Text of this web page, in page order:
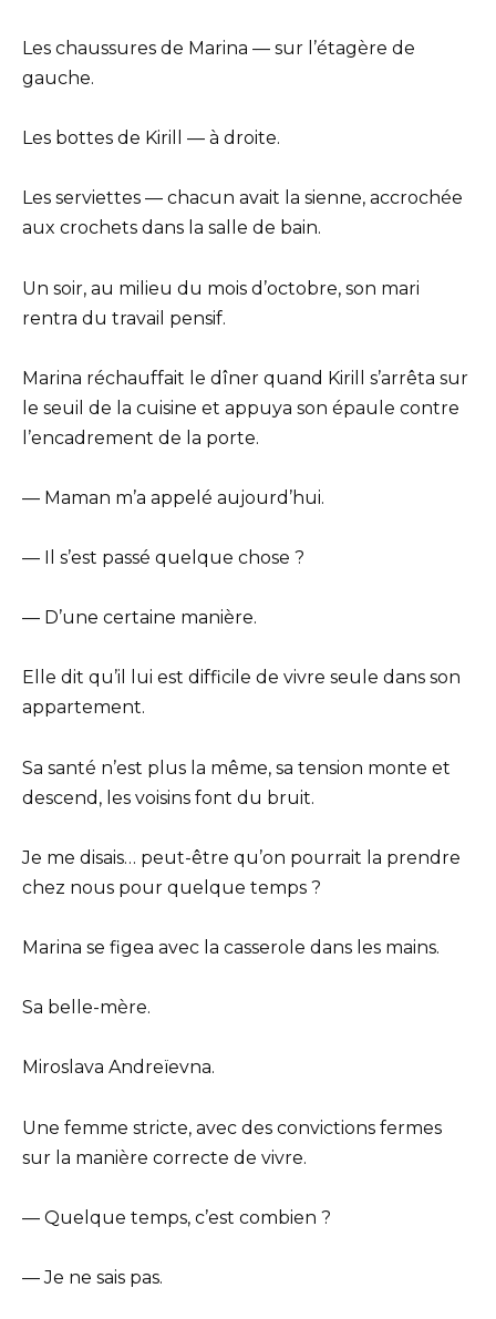
Les chaussures de Marina — sur l’étagère de
gauche.
Les bottes de Kirill — à droite.
Les serviettes — chacun avait la sienne, accrochée
aux crochets dans la salle de bain.
Un soir, au milieu du mois d’octobre, son mari
rentra du travail pensif.
Marina réchauffait le dîner quand Kirill s’arrêta sur
le seuil de la cuisine et appuya son épaule contre
l’encadrement de la porte.
— Maman m’a appelé aujourd’hui.
— Il s’est passé quelque chose ?
— D’une certaine manière.
Elle dit qu’il lui est difficile de vivre seule dans son
appartement.
Sa santé n’est plus la même, sa tension monte et
descend, les voisins font du bruit.
Je me disais… peut-être qu’on pourrait la prendre
chez nous pour quelque temps ?
Marina se figea avec la casserole dans les mains.
Sa belle-mère.
Miroslava Andreïevna.
Une femme stricte, avec des convictions fermes
sur la manière correcte de vivre.
— Quelque temps, c’est combien ?
— Je ne sais pas.